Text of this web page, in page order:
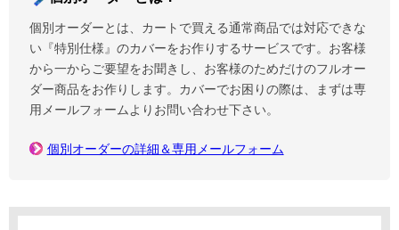
個別オーダーとは、カートで買える通常商品では対応できな
い『特別仕様』のカバーをお作りするサービスです。お客様
から一からご要望をお聞きし、お客様のためだけのフルオー
ダー商品をお作りします。カバーでお困りの際は、まずは専
用メールフォームよりお問い合わせ下さい。
個別オーダーの詳細＆専用メールフォーム